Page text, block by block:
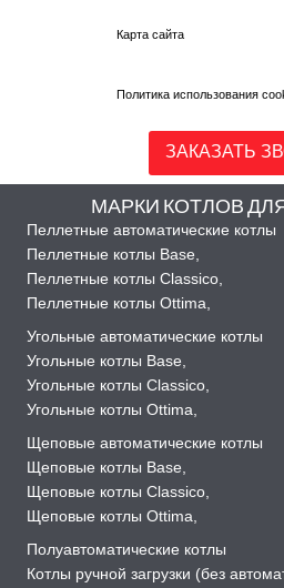
Карта сайта
Политика использования
ЗАКАЗАТЬ
МАРКИ КОТЛОВ
Пеллетные автоматические котлы
Пеллетные котлы Base
Пеллетные котлы Classico
Пеллетные котлы Ottima
Угольные автоматические котлы
Угольные котлы Base
Угольные котлы Classico
Угольные котлы Ottima
Щеповые автоматические котлы
Щеповые котлы Base
Щеповые котлы Classico
Щеповые котлы Ottima
Полуавтоматические котлы
Котлы ручной загрузки (без